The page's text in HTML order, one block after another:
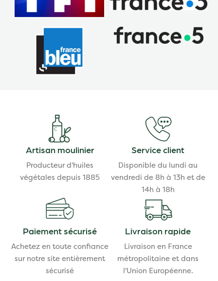
Artisan moulinier
Producteur d'huiles
végétales depuis 1885
Service client
Disponible du lundi au
vendredi de 8h à 13h et de
14h à 18h
Paiement sécurisé
Achetez en toute confiance
sur notre site entièrement
sécurisé
Livraison rapide
Livraison en France
métropolitaine et dans
l'Union Européenne.